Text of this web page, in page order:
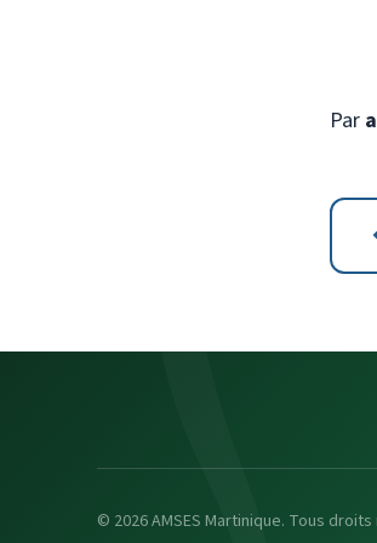
Par
© 2026 AMSES Martinique. Tous